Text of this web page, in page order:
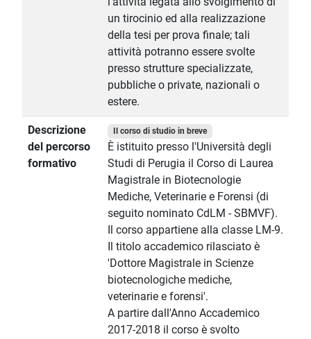
un tirocinio ed alla realizzazione
della tesi per prova finale; tali
attività potranno essere svolte
presso strutture specializzate,
pubbliche o private, nazionali o
estere.
Descrizione
del percorso
formativo
Il corso di studio in breve
È istituito presso l'Università degli
Studi di Perugia il Corso di Laurea
Magistrale in Biotecnologie
Mediche, Veterinarie e Forensi (di
seguito nominato CdLM - SBMVF).
Il corso appartiene alla classe LM-9.
Il titolo accademico rilasciato è
'Dottore Magistrale in Scienze
biotecnologiche mediche,
veterinarie e forensi'.
A partire dall'Anno Accademico
2017-2018 il corso è svolto